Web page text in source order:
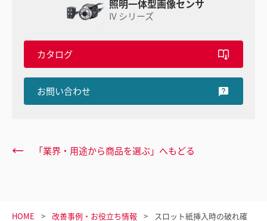
照明一体型画像センサ
IV シリーズ
カタログ
お問い合わせ
「業界・用途から商品を選ぶ」へもどる
HOME 改善事例・お役立ち情報 スロット紙挿入時の破れ確